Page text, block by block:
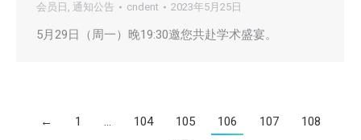
会员日 , 通知公告 cndent 2023年5月25日
5月29日（周一）晚19:30邀您共赴学术盛宴。
← 1 … 104 105 106 107
108